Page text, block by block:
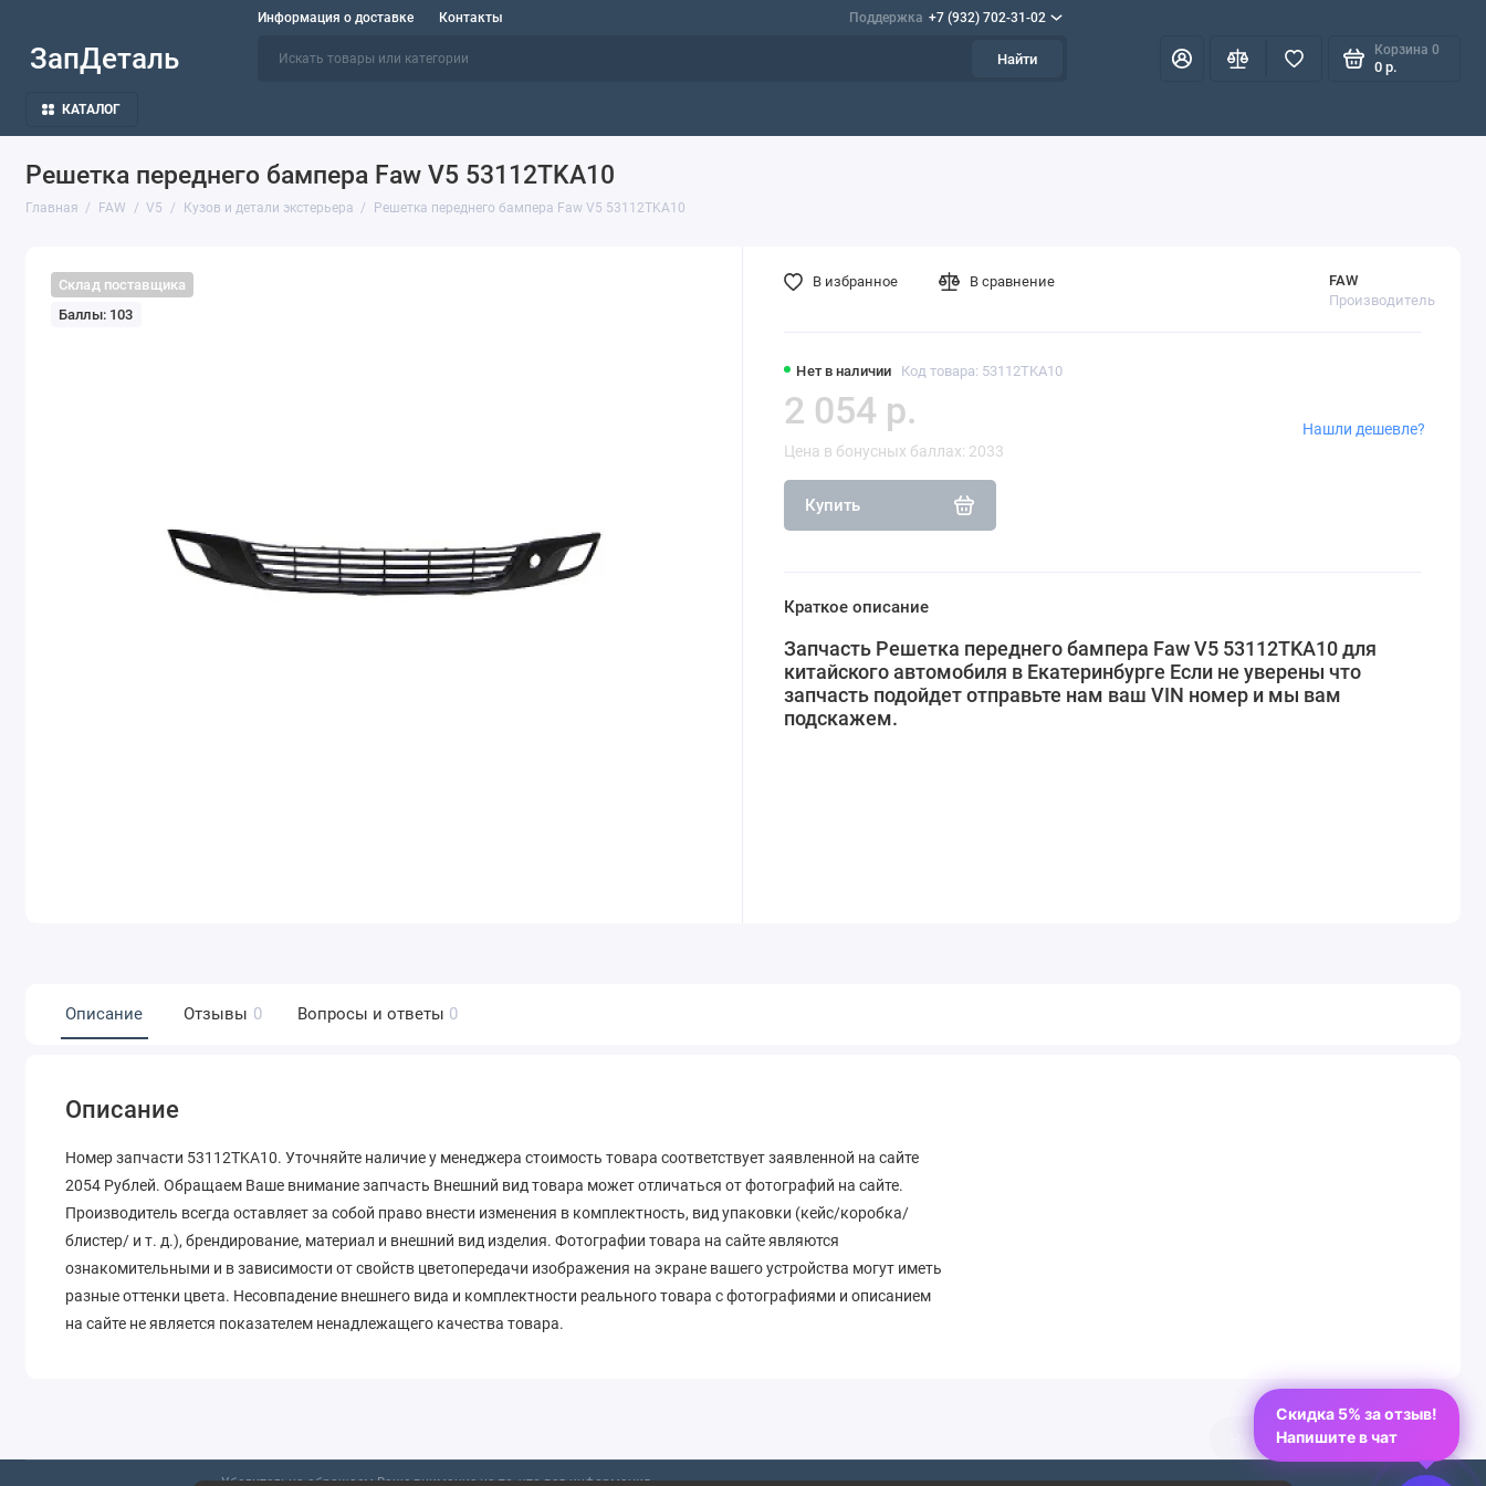
Информация о доставке Контакты Поддержка +7 (932) 702-31-02
ЗапДеталь Найти
Корзина 0
0 р.
КАТАЛОГ
Решетка переднего бампера Faw V5 53112TKA10
Главная FAW V5 Кузов и детали экстерьера Решетка переднего бампера Faw V5 53112TKA10
Склад поставщика
Баллы: 103
Нет в наличии Код товара: 53112TKA10
FAW
Производитель
2 054 р.
Цена в бонусных баллах: 2033
Купить
Нашли дешевле?
В избранное В сравнение
Краткое описание
Запчасть Решетка переднего бампера Faw V5 53112TKA10 для
китайского автомобиля в Екатеринбурге Если не уверены что
запчасть подойдет отправьте нам ваш VIN номер и мы вам
подскажем.
Описание Отзывы 0 Вопросы и ответы 0
Описание
Номер запчасти 53112TKA10. Уточняйте наличие у менеджера стоимость товара соответствует заявленной на сайте
2054 Рублей. Обращаем Ваше внимание запчасть Внешний вид товара может отличаться от фотографий на сайте.
Производитель всегда оставляет за собой право внести изменения в комплектность, вид упаковки (кейс/коробка/
блистер/ и т. д.), брендирование, материал и внешний вид изделия. Фотографии товара на сайте являются
ознакомительными и в зависимости от свойств цветопередачи изображения на экране вашего устройства могут иметь
разные оттенки цвета. Несовпадение внешнего вида и комплектности реального товара с фотографиями и описанием
на сайте не является показателем ненадлежащего качества товара.
Скидка 5% за отзыв!
Напишите в чат